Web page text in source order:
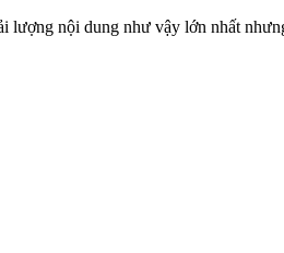
nội dung như vậy lớn nhất